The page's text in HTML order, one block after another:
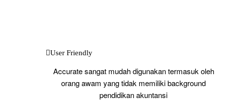
User Friendly
Accurate sangat mudah digunakan termasuk oleh
orang awam yang tidak memiliki background
pendidikan akuntansi